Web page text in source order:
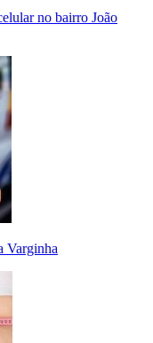
no bairro João
Varginha